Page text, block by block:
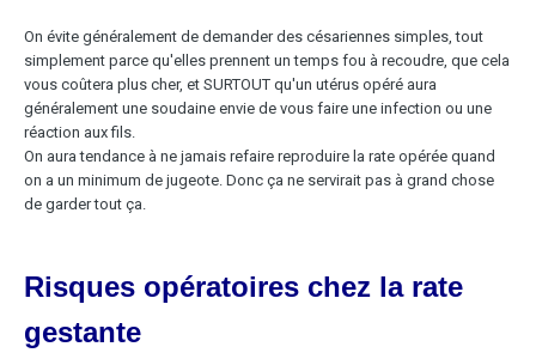
On évite généralement de demander des césariennes simples, tout
simplement parce qu'elles prennent un temps fou à recoudre, que cela
vous coûtera plus cher, et SURTOUT qu'un utérus opéré aura
généralement une soudaine envie de vous faire une infection ou une
réaction aux fils.
On aura tendance à ne jamais refaire reproduire la rate opérée quand
on a un minimum de jugeote. Donc ça ne servirait pas à grand chose
de garder tout ça.
Risques opératoires chez la rate
gestante